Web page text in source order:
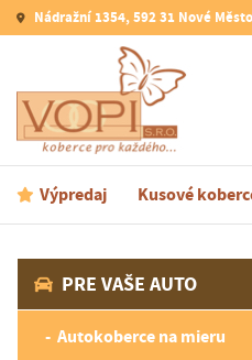
Nádražní 1354, 592 31 Nové
Výpredaj Kusové
PRE VAŠE AUTO
Autokoberce na mieru